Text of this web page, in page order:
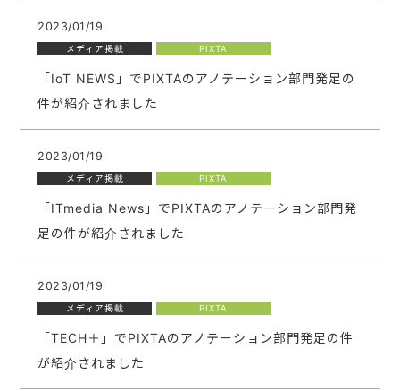
2023/01/19
メディア掲載 PIXTA
「IoT NEWS」でPIXTAのアノテーション部門発足の
件が紹介されました
2023/01/19
メディア掲載 PIXTA
「ITmedia News」でPIXTAのアノテーション部門発
足の件が紹介されました
2023/01/19
メディア掲載 PIXTA
「TECH＋」でPIXTAのアノテーション部門発足の件
が紹介されました